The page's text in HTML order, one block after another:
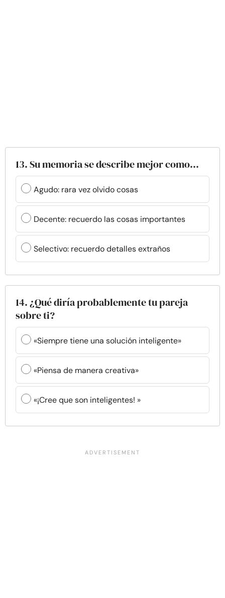
13. Su memoria se describe mejor como...
Agudo: rara vez olvido cosas
Decente: recuerdo las cosas importantes
Selectivo: recuerdo detalles extraños
14. ¿Qué diría probablemente tu pareja
sobre ti?
«Siempre tiene una solución inteligente»
«Piensa de manera creativa»
«¡Cree que son inteligentes! »